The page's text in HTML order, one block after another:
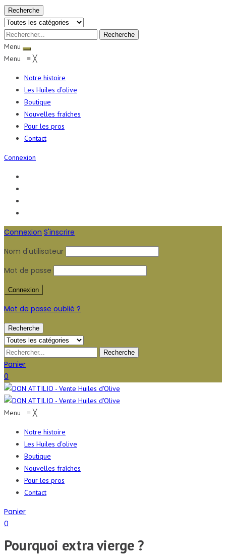
Recherche
Menu
Menu ≡ ╳
Notre histoire
Les Huiles d’olive
Boutique
Nouvelles fraîches
Pour les pros
Contact
Connexion
Connexion S'inscrire
Nom d'utilisateur
Mot de passe
Mot de passe oublié ?
Recherche
Panier
0
Menu ≡ ╳
Notre histoire
Les Huiles d’olive
Boutique
Nouvelles fraîches
Pour les pros
Contact
Panier
0
Pourquoi extra vierge ?